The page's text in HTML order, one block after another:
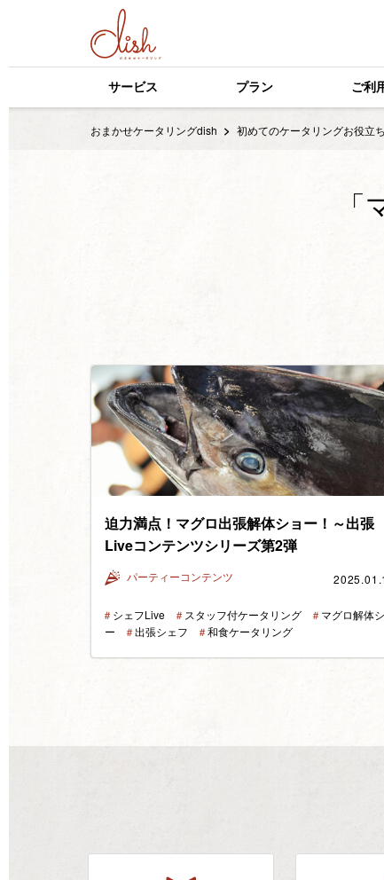
サービス プラン ご利
おまかせケータリングdish 初めてのケータリングお役立
迫力満点！マグロ出張解体ショー！～出張
Liveコンテンツシリーズ第2弾
パーティーコンテンツ
＃シェフLive ＃ スタッフ付ケータリング ＃マグロ解体
ー
＃出張シェフ ＃和食ケータリング